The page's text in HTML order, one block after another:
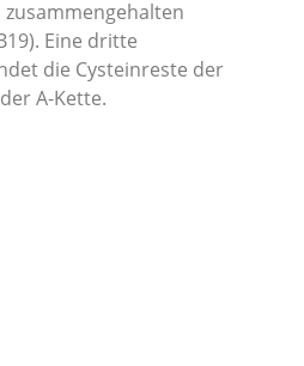
Eine dritte
die Cysteinreste der
A-Kette.